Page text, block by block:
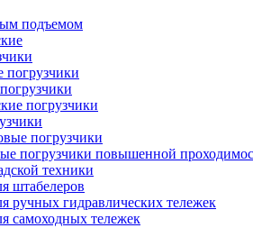
подъемом
погрузчики
погрузчики
погрузчики
погрузчики повышенной
техники
штабелеров
ручных гидравлических тележек
самоходных тележек